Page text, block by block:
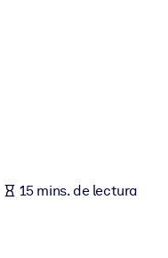
con conocimientos
conocimientos fiables y
15 mins. de lectura